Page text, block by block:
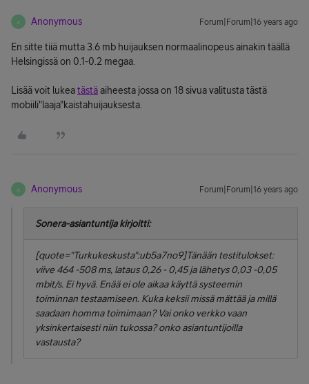
A Anonymous Forum|Forum|16 years ago
En sitte tiiä mutta 3.6 mb huijauksen normaalinopeus ainakin täällä
Helsingissä on 0.1-0.2 megaa.
Lisää voit lukeatästäaiheesta jossa on 18 sivua valitusta tästä
mobiili"laaja"kaistahuijauksesta.
A Anonymous Forum|Forum|16 years ago
Sonera-asiantuntija kirjoitti:
[quote="Turkukeskusta":ub5a7no9]Tänään testitulokset:
viive 464 -508 ms, lataus 0,26 - 0,45 ja lähetys 0,03 -0,05
mbit/s. Ei hyvä. Enää ei ole aikaa käyttä systeemin
toiminnan testaamiseen. Kuka keksii missä mättää ja millä
saadaan homma toimimaan? Vai onko verkko vaan
yksinkertaisesti niin tukossa? onko asiantuntijoilla
vastausta?